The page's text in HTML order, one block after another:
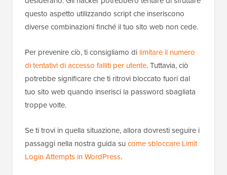
questo aspetto utilizzando script che inseriscono
diverse combinazioni finché il tuo sito web non cede.
Per prevenire ciò, ti consigliamo di limitare il numero
di tentativi di accesso falliti per utente. Tuttavia, ciò
potrebbe significare che ti ritrovi bloccato fuori dal
tuo sito web quando inserisci la password sbagliata
troppe volte.
Se ti trovi in quella situazione, allora dovresti seguire i
passaggi nella nostra guida su come sbloccare Limit
Login Attempts in WordPress.